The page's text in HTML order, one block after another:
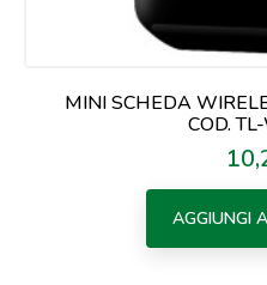
MINI SCHEDA
COD.
AGGIUNGI